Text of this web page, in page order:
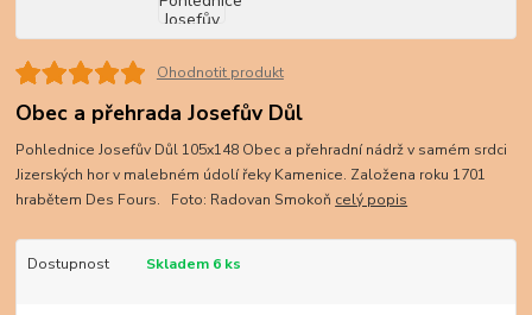
Ohodnotit produkt
Obec a přehrada Josefův Důl
Pohlednice Josefův Důl 105x148 Obec a přehradní nádrž v samém srdci
Jizerských hor v malebném údolí řeky Kamenice. Založena roku 1701
hrabětem Des Fours. Foto: Radovan Smokoň celý popis
Dostupnost Skladem 6 ks